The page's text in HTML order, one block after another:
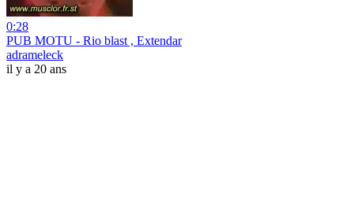
0:28
PUB MOTU - Rio blast , Extendar
adrameleck
il y a 20 ans